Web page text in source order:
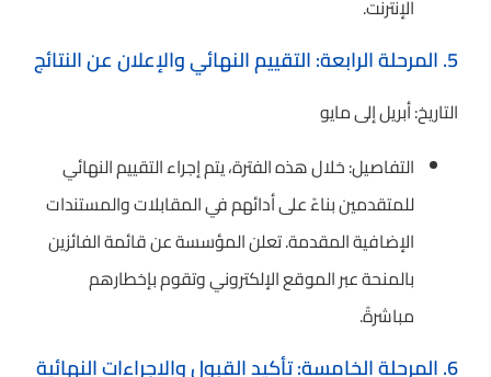
الإنترنت.
5. المرحلة الرابعة: التقييم النهائي والإعلان عن النتائج
التاريخ: أبريل إلى مايو
التفاصيل: خلال هذه الفترة، يتم إجراء التقييم النهائي
للمتقدمين بناءً على أدائهم في المقابلات والمستندات
الإضافية المقدمة. تعلن المؤسسة عن قائمة الفائزين
بالمنحة عبر الموقع الإلكتروني وتقوم بإخطارهم
مباشرةً.
6. المرحلة الخامسة: تأكيد القبول والإجراءات النهائية